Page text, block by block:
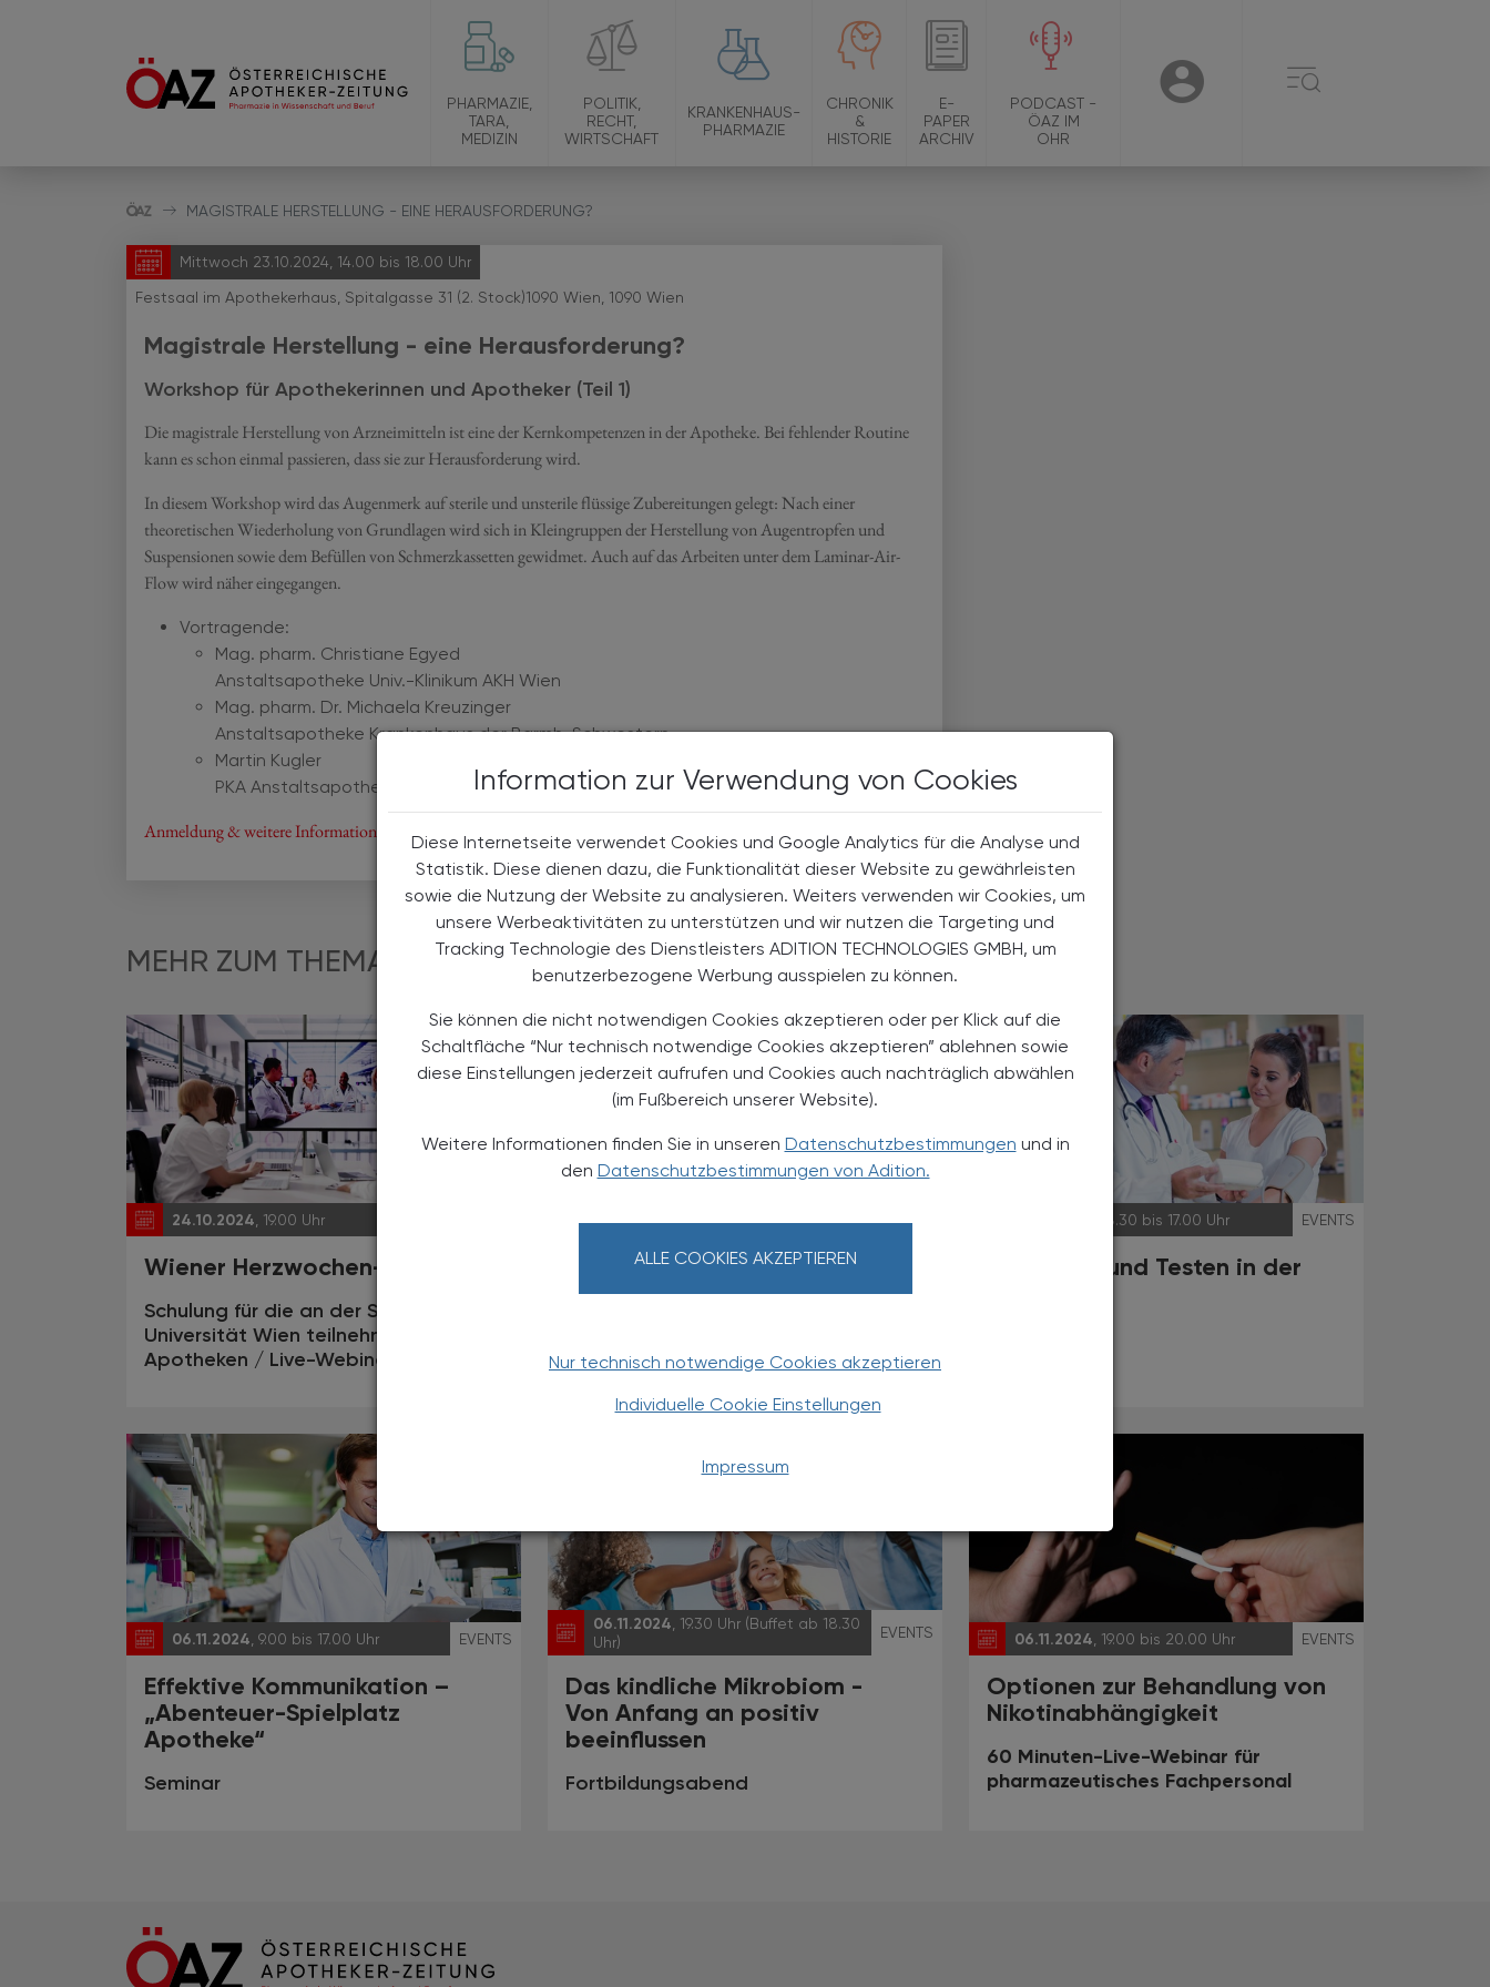
Information zur Verwendung von Cookies
Diese Internetseite verwendet Cookies und Google Analytics für die Analyse und
Statistik. Diese dienen dazu, die Funktionalität dieser Website zu gewährleisten
sowie die Nutzung der Website zu analysieren. Weiters verwenden wir Cookies, um
unsere Werbeaktivitäten zu unterstützen und wir nutzen die Targeting und
Tracking Technologie des Dienstleisters ADITION TECHNOLOGIES GMBH, um
benutzerbezogene Werbung ausspielen zu können.
Sie können die nicht notwendigen Cookies akzeptieren oder per Klick auf die
Schaltfläche “Nur technisch notwendige Cookies akzeptieren” ablehnen sowie
diese Einstellungen jederzeit aufrufen und Cookies auch nachträglich abwählen
(im Fußbereich unserer Website).
Weitere Informationen finden Sie in unseren Datenschutzbestimmungen und in
den Datenschutzbestimmungen von Adition.
ALLE COOKIES AKZEPTIEREN
Nur technisch notwendige Cookies akzeptieren
Individuelle Cookie Einstellungen
Impressum
PHARMAZIE,
TARA,
MEDIZIN
POLITIK,
RECHT,
WIRTSCHAFT
KRANKENHAUS-
PHARMAZIE
CHRONIK
&
HISTORIE
E-
PAPER
ARCHIV
PODCAST -
ÖAZ IM
OHR
USER ☰
MAGISTRALE HERSTELLUNG - EINE HERAUSFORDERUNG?
Mittwoch 23.10.2024, 14.00 bis 18.00 Uhr
Festsaal im Apothekerhaus, Spitalgasse 31 (2. Stock)1090 Wien, 1090 Wien
Magistrale Herstellung - eine Herausforderung?
Workshop für Apothekerinnen und Apotheker (Teil 1)
Die magistrale Herstellung von Arzneimitteln ist eine der Kernkompetenzen in der Apotheke. Bei fehlender Routine
kann es schon einmal passieren, dass sie zur Herausforderung wird.
In diesem Workshop wird das Augenmerk auf sterile und unsterile flüssige Zubereitungen gelegt: Nach einer
theoretischen Wiederholung von Grundlagen wird sich in Kleingruppen der Herstellung von Augentropfen und
Suspensionen sowie dem Befüllen von Schmerzkassetten gewidmet. Auch auf das Arbeiten unter dem Laminar-Air-
Flow wird näher eingegangen.
Vortragende:
Mag. pharm. Christiane Egyed
Anstaltsapotheke Univ.-Klinikum AKH Wien
Mag. pharm. Dr. Michaela Kreuzinger
Anstaltsapotheke Krankenhaus der Barmh. Schwestern
Martin Kugler
PKA Anstaltsapotheke Univ.-Klinikum AKH Wien
Anmeldung & weitere Informationen finden Sie hier!
MEHR ZUM THEMA
24.10.2024 , 19.00 Uhr
Wiener Herzwochen-Testaktion
Schulung für die an der Studie der
Universität Wien teilnehmenden
Apotheken / Live-Webinar
24.10.2024, 19.00 bis 20.15 Uhr EVENTS
Aktionstage Hausmittel
, 8.30 bis 17.00 Uhr EVENTS
Screening und Testen in der
06.11.2024 , 9.00 bis 17.00 Uhr EVENTS
Effektive Kommunikation –
„Abenteuer-Spielplatz
Apotheke“
Seminar
06.11.2024, 19.30 Uhr (Buffet ab 18.30
Uhr)
EVENTS
Das kindliche Mikrobiom -
Von Anfang an positiv
beeinflussen
Fortbildungsabend
06.11.2024 , 19.00 bis 20.00 Uhr EVENTS
Optionen zur Behandlung von
Nikotinabhängigkeit
60 Minuten-Live-Webinar für
pharmazeutisches Fachpersonal